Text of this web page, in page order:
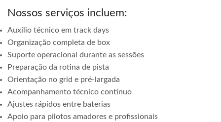
Nossos serviços incluem:
Auxílio técnico em track days
Organização completa de box
Suporte operacional durante as sessões
Preparação da rotina de pista
Orientação no grid e pré-largada
Acompanhamento técnico contínuo
Ajustes rápidos entre baterias
Apoio para pilotos amadores e profissionais